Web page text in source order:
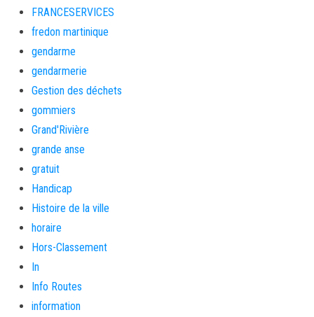
FRANCESERVICES
fredon martinique
gendarme
gendarmerie
Gestion des déchets
gommiers
Grand'Rivière
grande anse
gratuit
Handicap
Histoire de la ville
horaire
Hors-Classement
In
Info Routes
information